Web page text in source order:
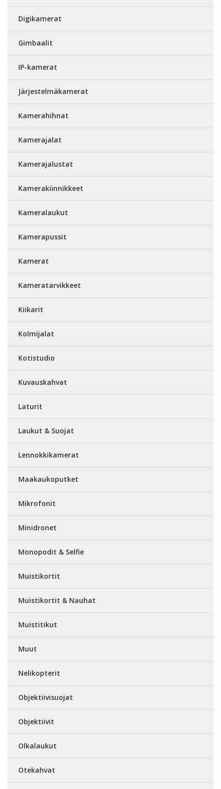
Digikamerat
Gimbaalit
IP-kamerat
Järjestelmäkamerat
Kamerahihnat
Kamerajalat
Kamerajalustat
Kamerakiinnikkeet
Kameralaukut
Kamerapussit
Kamerat
Kameratarvikkeet
Kiikarit
Kolmijalat
Kotistudio
Kuvauskahvat
Laturit
Laukut & Suojat
Lennokkikamerat
Maakaukoputket
Mikrofonit
Minidronet
Monopodit & Selfie
Muistikortit
Muistikortit & Nauhat
Muistitikut
Muut
Nelikopterit
Objektiivisuojat
Objektiivit
Olkalaukut
Otekahvat